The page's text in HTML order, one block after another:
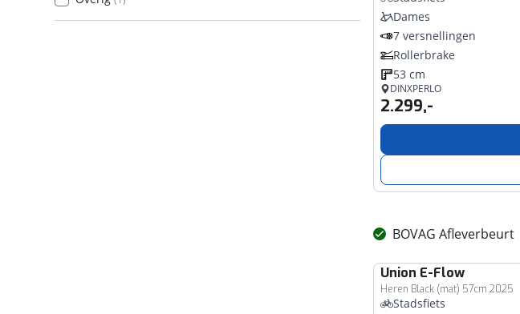
Dames
7 versnellingen
Rollerbrake
53 cm
DINXPERLO
2.299,-
BOVAG Afleverbeurt
Union E-Flow
Heren Black (mat) 57cm 2025
Stadsfiets